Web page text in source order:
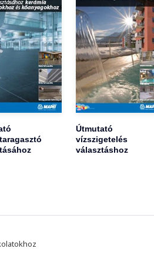
Útmutató
vízszigetelés
választáshoz